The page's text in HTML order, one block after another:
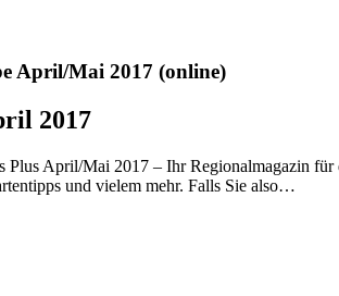
April/Mai 2017 (online)
2017
Plus April/Mai 2017 – Ihr Regionalmagazin
und vielem mehr. Falls Sie also…